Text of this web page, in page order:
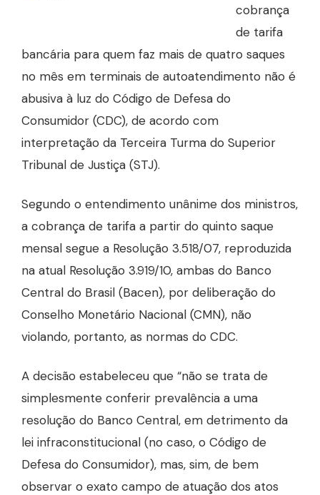
cobrança
de tarifa
bancária para quem faz mais de quatro saques
no mês em terminais de autoatendimento não é
abusiva à luz do Código de Defesa do
Consumidor (CDC), de acordo com
interpretação da Terceira Turma do Superior
Tribunal de Justiça (STJ).
Segundo o entendimento unânime dos ministros,
a cobrança de tarifa a partir do quinto saque
mensal segue a Resolução 3.518/07, reproduzida
na atual Resolução 3.919/10, ambas do Banco
Central do Brasil (Bacen), por deliberação do
Conselho Monetário Nacional (CMN), não
violando, portanto, as normas do CDC.
A decisão estabeleceu que “não se trata de
simplesmente conferir prevalência a uma
resolução do Banco Central, em detrimento da
lei infraconstitucional (no caso, o Código de
Defesa do Consumidor), mas, sim, de bem
observar o exato campo de atuação dos atos